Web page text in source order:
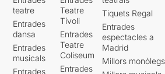
teatre
Entrades
dansa
Entrades
musicals
Entrades
Teatre
Tívoli
Entrades
Teatre
Coliseum
Entrades
Tiquets Regal
Entrades
espectacles a
Madrid
Millors monòlegs